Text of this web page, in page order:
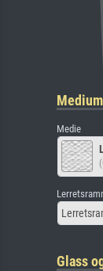
Medie
Glass